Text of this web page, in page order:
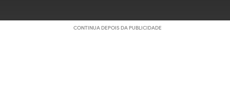
CONTINUA DEPOIS DA PUBLICIDADE